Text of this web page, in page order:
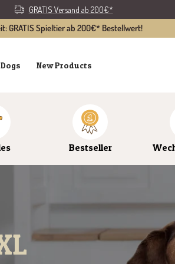
GRATIS Versand ab 200€*
GRATIS Spieltier ab 200€* Bestellwert!
New Products
Bestseller